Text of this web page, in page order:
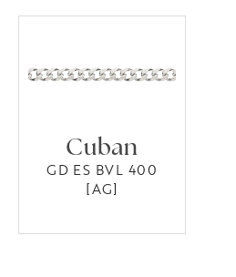
Cuban
GD ES BVL 400
[AG]